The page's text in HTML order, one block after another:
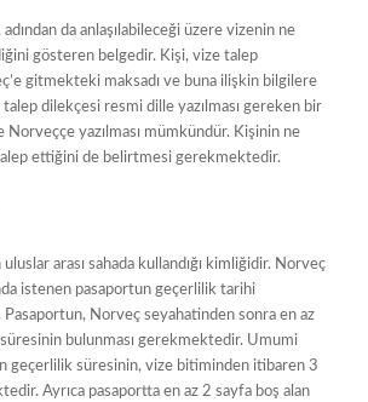
da anlaşılabileceği üzere vizenin ne
gösteren belgedir. Kişi, vize talep
gitmekteki maksadı ve buna ilişkin bilgilere
dilekçesi resmi dille yazılması gereken bir
Norveççe yazılması mümkündür. Kişinin ne
ettiğini de belirtmesi gerekmektedir.
arası sahada kullandığı kimliğidir. Norveç
istenen pasaportun geçerlilik tarihi
Pasaportun, Norveç seyahatinden sonra en az
bulunması gerekmektedir. Umumi
geçerlilik süresinin, vize bitiminden itibaren 3
Ayrıca pasaportta en az 2 sayfa boş alan